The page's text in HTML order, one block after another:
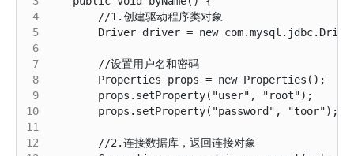
4
5
6
7
8
9
10
11
12